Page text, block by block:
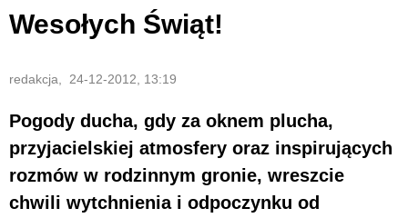
Wesołych Świąt!
redakcja, 24-12-2012, 13:19
Pogody ducha, gdy za oknem plucha,
przyjacielskiej atmosfery oraz inspirujących
rozmów w rodzinnym gronie, wreszcie
chwili wytchnienia i odpoczynku od